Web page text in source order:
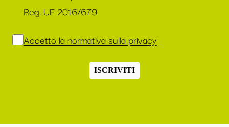
Reg. UE 2016/679
Accetto la normativa sulla privacy
ISCRIVITI